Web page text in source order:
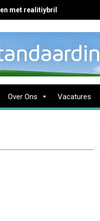
met realitiybril
Over Ons Vacatures